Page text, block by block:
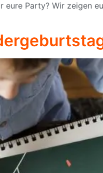
Party? Wir zeigen